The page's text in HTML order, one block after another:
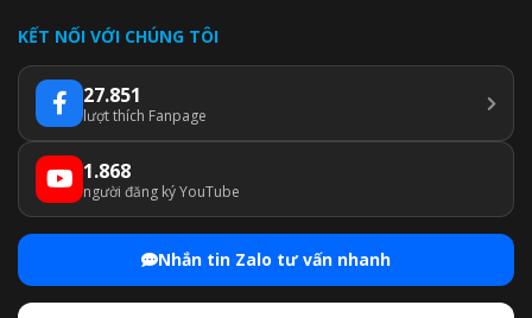
KẾT NỐI VỚI CHÚNG TÔI
27.851
lượt thích Fanpage
1.868
người đăng ký YouTube
Nhắn tin Zalo tư vấn nhanh